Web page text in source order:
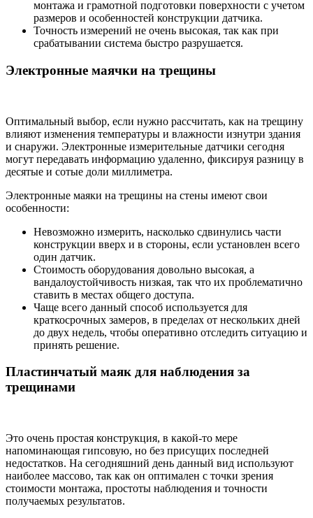
монтажа и грамотной подготовки поверхности с учетом
размеров и особенностей конструкции датчика.
Точность измерений не очень высокая, так как при
срабатывании система быстро разрушается.
Электронные маячки на трещины
Оптимальный выбор, если нужно рассчитать, как на трещину
влияют изменения температуры и влажности изнутри здания
и снаружи. Электронные измерительные датчики сегодня
могут передавать информацию удаленно, фиксируя разницу в
десятые и сотые доли миллиметра.
Электронные маяки на трещины на стены имеют свои
особенности:
Невозможно измерить, насколько сдвинулись части
конструкции вверх и в стороны, если установлен всего
один датчик.
Стоимость оборудования довольно высокая, а
вандалоустойчивость низкая, так что их проблематично
ставить в местах общего доступа.
Чаще всего данный способ используется для
краткосрочных замеров, в пределах от нескольких дней
до двух недель, чтобы оперативно отследить ситуацию и
принять решение.
Пластинчатый маяк для наблюдения за
трещинами
Это очень простая конструкция, в какой-то мере
напоминающая гипсовую, но без присущих последней
недостатков. На сегодняшний день данный вид используют
наиболее массово, так как он оптимален с точки зрения
стоимости монтажа, простоты наблюдения и точности
получаемых результатов.